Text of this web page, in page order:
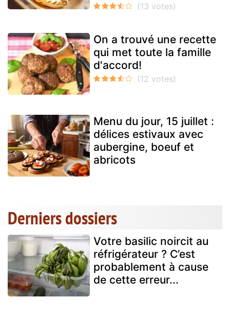
On a trouvé une recette
qui met toute la famille
d'accord!
Menu du jour, 15 juillet :
délices estivaux avec
aubergine, boeuf et
abricots
Derniers dossiers
Votre basilic noircit au
réfrigérateur ? C’est
probablement à cause
de cette erreur...